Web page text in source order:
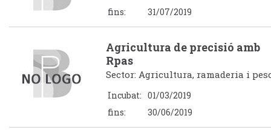
fins:
31/07/2019
Agricultura de precisió amb
Rpas
Sector: Agricultura, ramaderia i
Incubat: 01/03/2019
fins:
30/06/2019